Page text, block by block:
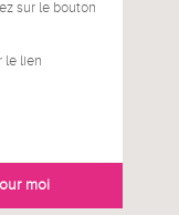
sur le bouton
le lien
moi